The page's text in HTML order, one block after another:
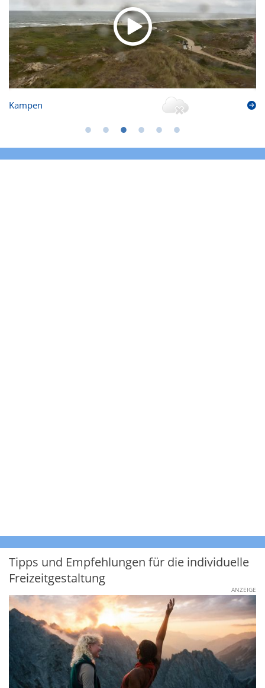
Kampen
Tipps und Empfehlungen für die individuelle
Freizeitgestaltung
ANZEIGE